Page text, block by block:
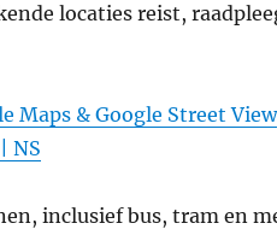
locaties reist,
Maps & Google Street View
NS
inclusief bus, tram en